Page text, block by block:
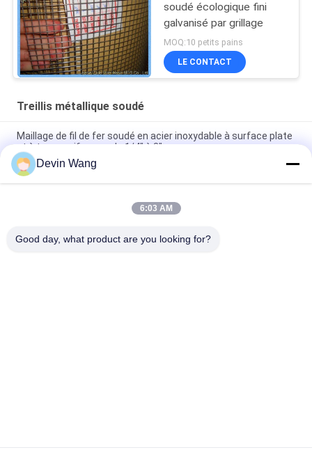
soudé écologique fini
galvanisé par grillage
MOQ:10 petits pains
LE CONTACT
Treillis métallique soudé
Maillage de fil de fer soudé en acier inoxydable à surface plate
et à trous uniformes de 1/4" à 3"
Maillage soudé en acier inoxydable pour une construction de
haute qualité
Grillage soudé en acier inoxydable 304, maille de 1/2 pouce,
Devin Wang
6:03 AM
Good day, what product are you looking for?